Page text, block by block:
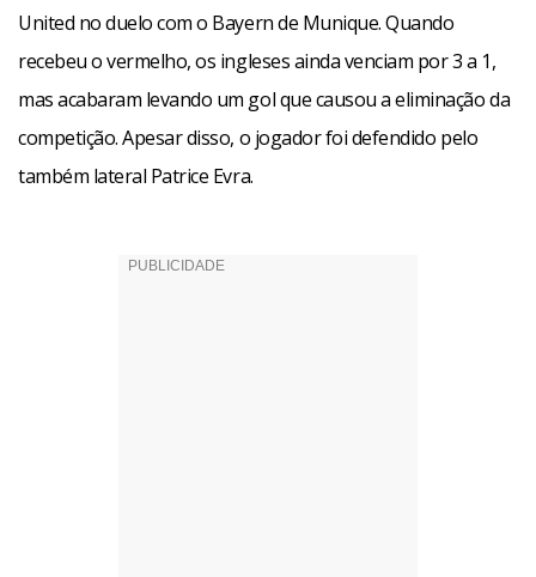
United no duelo com o Bayern de Munique. Quando
recebeu o vermelho, os ingleses ainda venciam por 3 a 1,
mas acabaram levando um gol que causou a eliminação da
competição. Apesar disso, o jogador foi defendido pelo
também lateral Patrice Evra.